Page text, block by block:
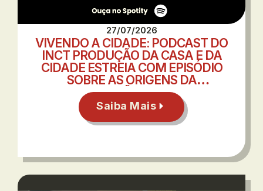
27/07/2026
VIVENDO A CIDADE: PODCAST DO
INCT PRODUÇÃO DA CASA E DA
CIDADE ESTREIA COM EPISÓDIO
SOBRE AS ORIGENS DA
URBANIZAÇÃO BRASILEIRA
Saiba Mais